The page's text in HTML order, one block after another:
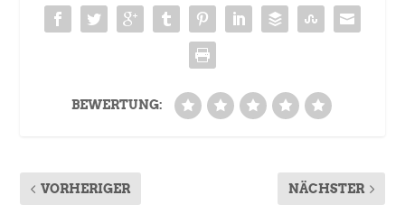
BEWERTUNG:
VORHERIGER NÄCHSTER